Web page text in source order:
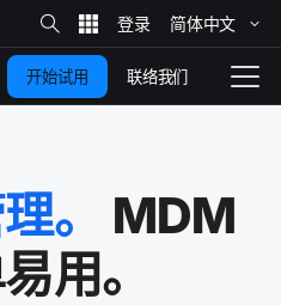
站
​内
​搜
索
简体​中文
拨
动
开始试用 联络我们
。
MDM
用。